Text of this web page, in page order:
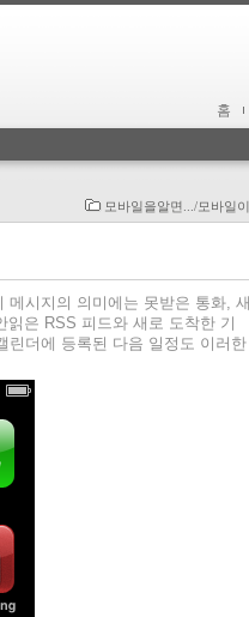
홈
모바일을알면.../모바일
시지의 의미에는 못받은 통화, 새
은 RSS 피드와 새로 도착한 기
린더에 등록된 다음 일정도 이러한